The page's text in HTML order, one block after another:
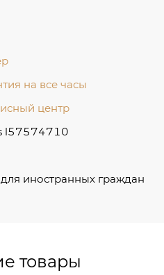
на все часы
центр
l57574710
для иностранных граждан
товары